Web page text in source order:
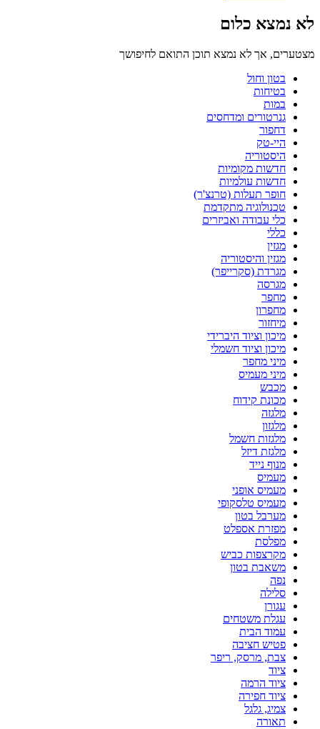
לא נמצא כלום
מצטערים, אך לא נמצא תוכן התואם לחיפושך
בטון וחול
בטיחות
במות
גנרטורים ומדחסים
דחפור
היי-טק
היסטוריה
חדשות מקומיות
חדשות עולמיות
חופר תעלות (טרנצ'ר)
טכנולוגיה מתקדמת
כלי עבודה ואביזרים
כללי
מגזין
מגזין והיסטוריה
מגרדת (סקרייפר)
מגרסה
מחפר
מחפרון
מיחזור
מיכון וציוד היברידי
מיכון וציוד חשמלי
מיני מחפר
מיני מעמיס
מכבש
מכונת קידוח
מלגזה
מלגזון
מלגזות חשמל
מלגזת דיזל
מנוף נייד
מעמיס
מעמיס אופני
מעמיס טלסקופי
מערבל בטון
מפזרת אספלט
מפלסת
מקרצפות כביש
משאבת בטון
נפה
סלילה
עגורן
עגלת משטחים
עמוד הבית
פטיש חציבה
צבת, מרסק, ריפר
ציוד
ציוד הרמה
ציוד חפירה
צמיג, גלגל
תאורה